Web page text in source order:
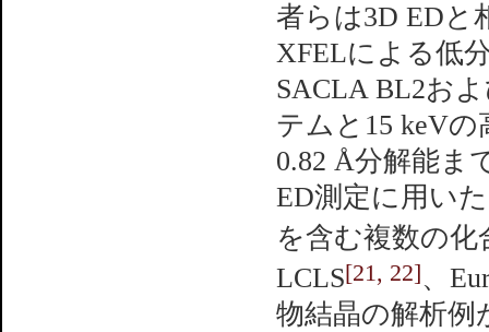
者らは3D EDと
XFELによる低
SACLA BL2お
テムと15 keV
0.82 Å分解能ま
ED測定に用い
を含む複数の
LCLS[21, 22]、
物結晶の解析例